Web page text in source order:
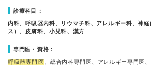
診療科目：
内科、呼吸器内科、リウマチ科、アレルギー科、神
ス）、皮膚科、小児科、漢方
専門医・資格：
呼吸器専門医 、総合内科専門医、アレルギー専門医